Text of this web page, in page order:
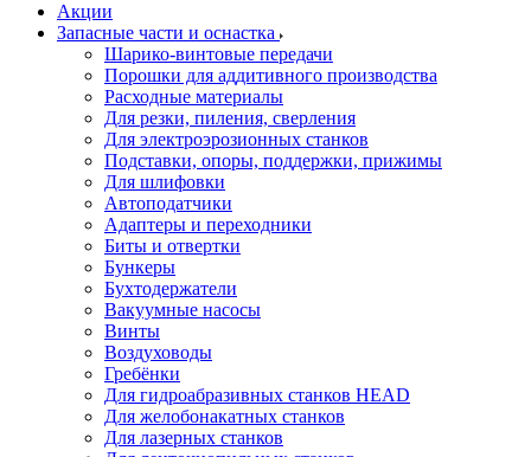
Акции
Запасные части и оснастка
Шарико-винтовые передачи
Порошки для аддитивного производства
Расходные материалы
Для резки, пиления, сверления
Для электроэрозионных станков
Подставки, опоры, поддержки, прижимы
Для шлифовки
Автоподатчики
Адаптеры и переходники
Биты и отвертки
Бункеры
Бухтодержатели
Вакуумные насосы
Винты
Воздуховоды
Гребёнки
Для гидроабразивных станков HEAD
Для желобонакатных станков
Для лазерных станков